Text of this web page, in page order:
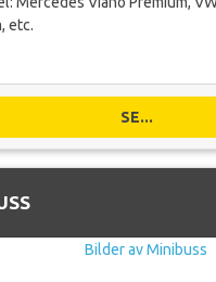
etc.
SE...